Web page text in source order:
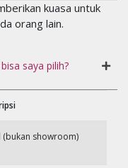
kuasa untuk
orang lain.
saya pilih?
(bukan showroom)